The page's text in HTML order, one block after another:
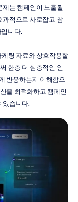
제는 캠페인이 노출될
과적으로 사로잡고 참
니다.
케팅 자료와 상호작용할
한층 더 심층적인 인
반응하는지 이해함으
을 최적화하고 캠페인
있습니다.